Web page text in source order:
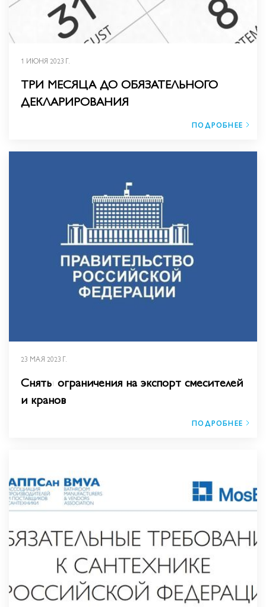
1 ИЮНЯ 2023 Г.
ТРИ МЕСЯЦА ДО ОБЯЗАТЕЛЬНОГО
ДЕКЛАРИРОВАНИЯ
ПОДРОБНЕЕ
23 МАЯ 2023 Г.
Сняты ограничения на экспорт смесителей
и кранов
ПОДРОБНЕЕ